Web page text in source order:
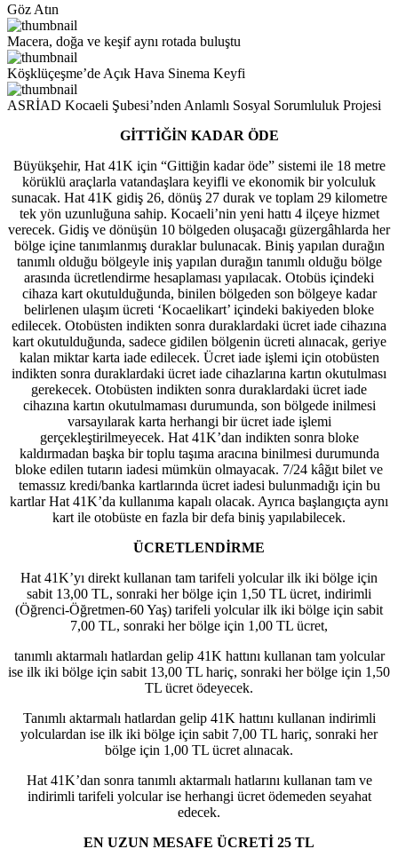
Göz Atın
Macera, doğa ve keşif aynı rotada buluştu
Köşklüçeşme’de Açık Hava Sinema Keyfi
ASRİAD Kocaeli Şubesi’nden Anlamlı Sosyal Sorumluluk Projesi
GİTTİĞİN KADAR ÖDE
Büyükşehir, Hat 41K için “Gittiğin kadar öde” sistemi ile 18 metre
körüklü araçlarla vatandaşlara keyifli ve ekonomik bir yolculuk
sunacak. Hat 41K gidiş 26, dönüş 27 durak ve toplam 29 kilometre
tek yön uzunluğuna sahip. Kocaeli’nin yeni hattı 4 ilçeye hizmet
verecek. Gidiş ve dönüşün 10 bölgeden oluşacağı güzergâhlarda her
bölge içine tanımlanmış duraklar bulunacak. Biniş yapılan durağın
tanımlı olduğu bölgeyle iniş yapılan durağın tanımlı olduğu bölge
arasında ücretlendirme hesaplaması yapılacak. Otobüs içindeki
cihaza kart okutulduğunda, binilen bölgeden son bölgeye kadar
belirlenen ulaşım ücreti ‘Kocaelikart’ içindeki bakiyeden bloke
edilecek. Otobüsten indikten sonra duraklardaki ücret iade cihazına
kart okutulduğunda, sadece gidilen bölgenin ücreti alınacak, geriye
kalan miktar karta iade edilecek. Ücret iade işlemi için otobüsten
indikten sonra duraklardaki ücret iade cihazlarına kartın okutulması
gerekecek. Otobüsten indikten sonra duraklardaki ücret iade
cihazına kartın okutulmaması durumunda, son bölgede inilmesi
varsayılarak karta herhangi bir ücret iade işlemi
gerçekleştirilmeyecek. Hat 41K’dan indikten sonra bloke
kaldırmadan başka bir toplu taşıma aracına binilmesi durumunda
bloke edilen tutarın iadesi mümkün olmayacak. 7/24 kâğıt bilet ve
temassız kredi/banka kartlarında ücret iadesi bulunmadığı için bu
kartlar Hat 41K’da kullanıma kapalı olacak. Ayrıca başlangıçta aynı
kart ile otobüste en fazla bir defa biniş yapılabilecek.
ÜCRETLENDİRME
Hat 41K’yı direkt kullanan tam tarifeli yolcular ilk iki bölge için
sabit 13,00 TL, sonraki her bölge için 1,50 TL ücret, indirimli
(Öğrenci-Öğretmen-60 Yaş) tarifeli yolcular ilk iki bölge için sabit
7,00 TL, sonraki her bölge için 1,00 TL ücret,
tanımlı aktarmalı hatlardan gelip 41K hattını kullanan tam yolcular
ise ilk iki bölge için sabit 13,00 TL hariç, sonraki her bölge için 1,50
TL ücret ödeyecek.
Tanımlı aktarmalı hatlardan gelip 41K hattını kullanan indirimli
yolculardan ise ilk iki bölge için sabit 7,00 TL hariç, sonraki her
bölge için 1,00 TL ücret alınacak.
Hat 41K’dan sonra tanımlı aktarmalı hatlarını kullanan tam ve
indirimli tarifeli yolcular ise herhangi ücret ödemeden seyahat
edecek.
EN UZUN MESAFE ÜCRETİ 25 TL